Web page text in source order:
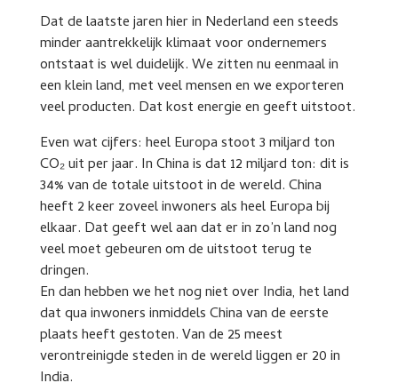
Dat de laatste jaren hier in Nederland een steeds
minder aantrekkelijk klimaat voor ondernemers
ontstaat is wel duidelijk. We zitten nu eenmaal in
een klein land, met veel mensen en we exporteren
veel producten. Dat kost energie en geeft uitstoot.
Even wat cijfers: heel Europa stoot 3 miljard ton
CO₂ uit per jaar. In China is dat 12 miljard ton: dit is
34% van de totale uitstoot in de wereld. China
heeft 2 keer zoveel inwoners als heel Europa bij
elkaar. Dat geeft wel aan dat er in zo’n land nog
veel moet gebeuren om de uitstoot terug te
dringen.
En dan hebben we het nog niet over India, het land
dat qua inwoners inmiddels China van de eerste
plaats heeft gestoten. Van de 25 meest
verontreinigde steden in de wereld liggen er 20 in
India.